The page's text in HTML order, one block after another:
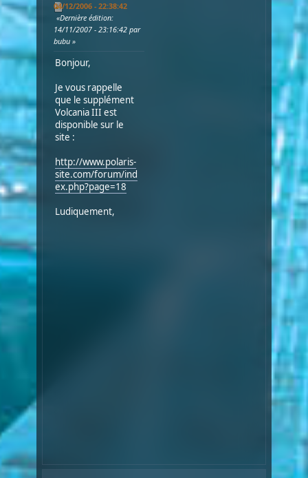
04/12/2006 - 22:38:42
Dernière édition:
14/11/2007 - 23:16:42 par
bubu
Bonjour,
Je vous rappelle
que le supplément
Volcania III est
disponible sur le
site :
http://www.polaris-
site.com/forum/ind
ex.php?page=18
Ludiquement,